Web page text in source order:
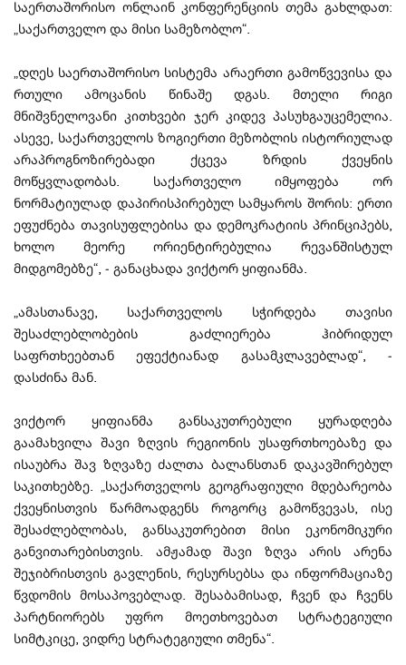
საერთაშორისო ონლაინ კონფერენციის თემა გახლდათ:
„საქართველო და მისი სამეზობლო“.
„დღეს საერთაშორისო სისტემა არაერთი გამოწვევისა და
რთული ამოცანის წინაშე დგას. მთელი რიგი
მნიშვნელოვანი კითხვები ჯერ კიდევ პასუხგაუცემელია.
ასევე, საქართველოს ზოგიერთი მეზობლის ისტორიულად
არაპროგნოზირებადი ქცევა ზრდის ქვეყნის
მოწყვლადობას. საქართველო იმყოფება ორ
ნორმატიულად დაპირისპირებულ სამყაროს შორის: ერთი
ეფუძნება თავისუფლებისა და დემოკრატიის პრინციპებს,
ხოლო მეორე ორიენტირებულია რევანშისტულ
მიდგომებზე“, - განაცხადა ვიქტორ ყიფიანმა.
„ამასთანავე, საქართველოს სჭირდება თავისი
შესაძლებლობების გაძლიერება ჰიბრიდულ
საფრთხეებთან ეფექტიანად გასამკლავებლად“, -
დასძინა მან.
ვიქტორ ყიფიანმა განსაკუთრებული ყურადღება
გაამახვილა შავი ზღვის რეგიონის უსაფრთხოებაზე და
ისაუბრა შავ ზღვაზე ძალთა ბალანსთან დაკავშირებულ
საკითხებზე. „საქართველოს გეოგრაფიული მდებარეობა
ქვეყნისთვის წარმოადგენს როგორც გამოწვევას, ისე
შესაძლებლობას, განსაკუთრებით მისი ეკონომიკური
განვითარებისთვის. ამჟამად შავი ზღვა არის არენა
შეჯიბრისთვის გავლენის, რესურსებსა და ინფორმაციაზე
წვდომის მოსაპოვებლად. შესაბამისად, ჩვენ და ჩვენს
პარტნიორებს უფრო მოეთხოვებათ სტრატეგიული
სიმტკიცე, ვიდრე სტრატეგიული თმენა“.